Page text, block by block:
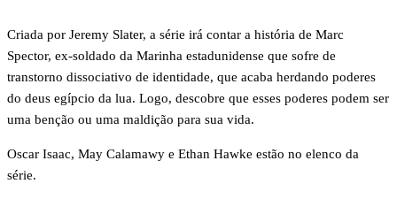
Criada por Jeremy Slater, a série irá contar a história de Marc
Spector, ex-soldado da Marinha estadunidense que sofre de
transtorno dissociativo de identidade, que acaba herdando poderes
do deus egípcio da lua. Logo, descobre que esses poderes podem ser
uma benção ou uma maldição para sua vida.
Oscar Isaac, May Calamawy e Ethan Hawke estão no elenco da
série.